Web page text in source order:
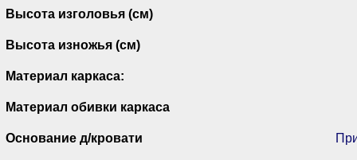
Высота изголовья (см)
Высота изножья (см)
Материал каркаса:
Материал обивки каркаса
Основание д/кровати